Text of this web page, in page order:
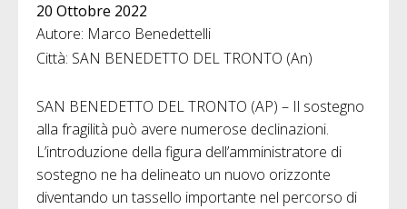
20 Ottobre 2022
Autore: Marco Benedettelli
Città: SAN BENEDETTO DEL TRONTO (An)
SAN BENEDETTO DEL TRONTO (AP) – Il sostegno
alla fragilità può avere numerose declinazioni.
L’introduzione della figura dell’amministratore di
sostegno ne ha delineato un nuovo orizzonte
diventando un tassello importante nel percorso di